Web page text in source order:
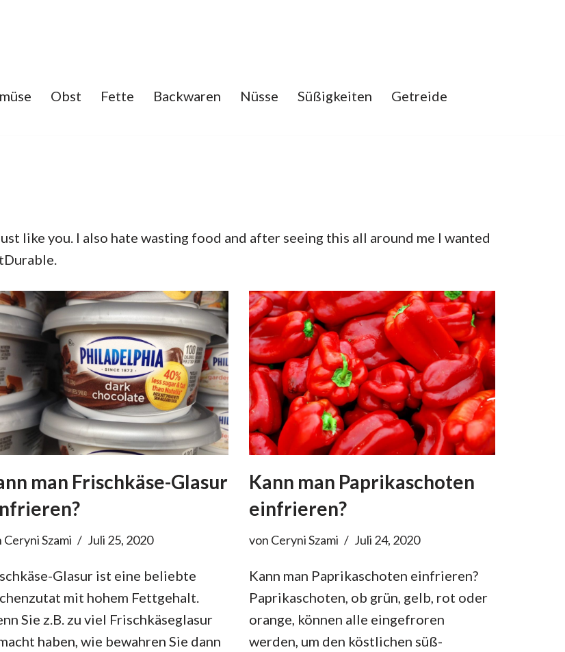
Obst Fette Backwaren Nüsse Süßigkeiten
Getreide
like you. I also hate wasting food and after seeing this all around me I wanted
man Frischkäse-Glasur
Ceryni Szami Juli 25, 2020
Glasur ist eine beliebte
mit hohem Fettgehalt.
Sie z.B. zu viel Frischkäseglasur
haben, wie bewahren Sie dann
Kann man Paprikaschoten
einfrieren?
von Ceryni Szami Juli 24, 2020
Kann man Paprikaschoten einfrieren?
Paprikaschoten, ob grün, gelb, rot oder
orange, können alle eingefroren
werden, um den köstlichen süß-